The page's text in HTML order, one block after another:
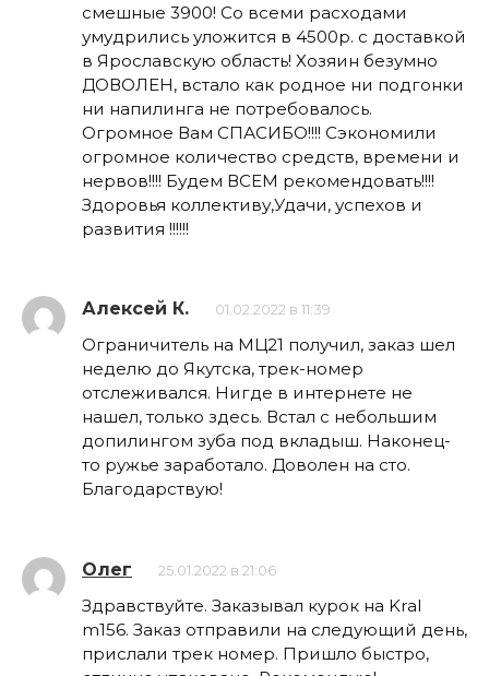
смешные 3900! Со всеми расходами
умудрились уложится в 4500р. с доставкой
в Ярославскую область! Хозяин безумно
ДОВОЛЕН, встало как родное ни подгонки
ни напилинга не потребовалось.
Огромное Вам СПАСИБО!!!! Сэкономили
огромное количество средств, времени и
нервов!!!! Будем ВСЕМ рекомендовать!!!!
Здоровья коллективу,Удачи, успехов и
развития !!!!!!
Алексей К. 01.02.2022 в 11:39
Ограничитель на МЦ21 получил, заказ шел
неделю до Якутска, трек-номер
отслеживался. Нигде в интернете не
нашел, только здесь. Встал с небольшим
допилингом зуба под вкладыш. Наконец-
то ружье заработало. Доволен на сто.
Благодарствую!
Олег 25.01.2022 в 21:06
Здравствуйте. Заказывал курок на Kral
m156. Заказ отправили на следующий день,
прислали трек номер. Пришло быстро,